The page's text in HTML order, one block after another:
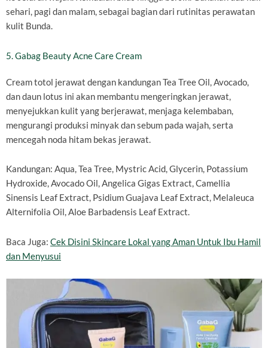
sehari, pagi dan malam, sebagai bagian dari rutinitas perawatan
kulit Bunda.
5. Gabag Beauty Acne Care Cream
Cream totol jerawat dengan kandungan Tea Tree Oil, Avocado,
dan daun lotus ini akan membantu mengeringkan jerawat,
menyejukkan kulit yang berjerawat, menjaga kelembaban,
mengurangi produksi minyak dan sebum pada wajah, serta
mencegah noda hitam bekas jerawat.
Kandungan: Aqua, Tea Tree, Mystric Acid, Glycerin, Potassium
Hydroxide, Avocado Oil, Angelica Gigas Extract, Camellia
Sinensis Leaf Extract, Psidium Guajava Leaf Extract, Melaleuca
Alternifolia Oil, Aloe Barbadensis Leaf Extract.
Baca Juga: Cek Disini Skincare Lokal yang Aman Untuk Ibu Hamil
dan Menyusui